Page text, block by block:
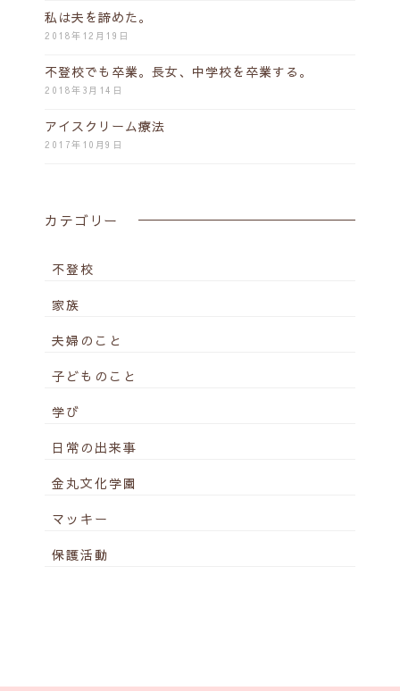
私は夫を諦めた。
2018年12月19日
不登校でも卒業。長女、中学校を卒業する。
2018年3月14日
アイスクリーム療法
2017年10月9日
カテゴリー
不登校
家族
夫婦のこと
子どものこと
学び
日常の出来事
金丸文化学園
マッキー
保護活動